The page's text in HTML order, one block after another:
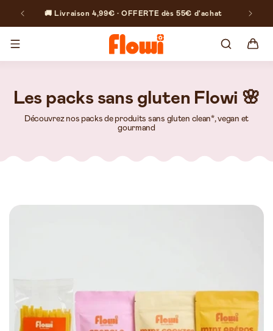
passer🚚 Livraison 4,99€ · OFFERTE dès 55€ d'achat 🎁-5%
Panier
Les packs sans gluten Flowi 🌸
Découvrez nos packs de produits sans gluten clean*, vegan et
gourmand